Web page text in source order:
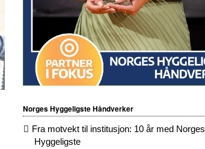
Norges Hyggeligste Håndverker
Fra motvekt til institusjon: 10 år med Norges
Hyggeligste